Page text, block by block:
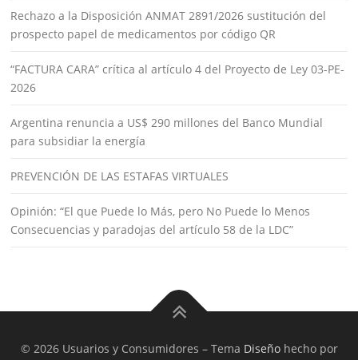
Rechazo a la Disposición ANMAT 2891/2026 sustitución del
prospecto papel de medicamentos por código QR
“FACTURA CARA” crítica al artículo 4 del Proyecto de Ley 03-PE-
2026
Argentina renuncia a US$ 290 millones del Banco Mundial
para subsidiar la energía
PREVENCIÓN DE LAS ESTAFAS VIRTUALES
Opinión: “El que Puede lo Más, pero No Puede lo Menos
Consecuencias y paradojas del artículo 58 de la LDC”
© 2026 Usuarios y Consumidores – Tema Diseñohecho por